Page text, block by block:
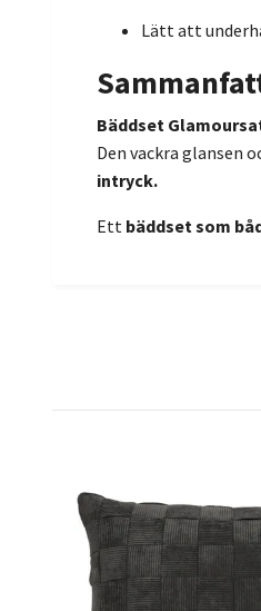
Lätt att
Bäddset
Den vackra glansen
intryck.
Ett bäddset som